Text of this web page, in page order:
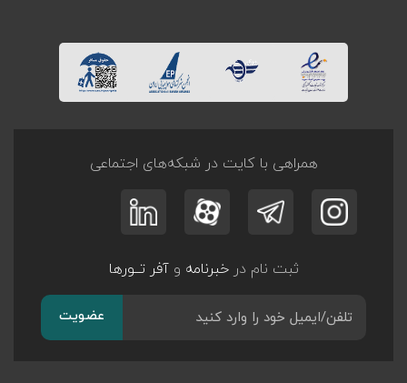
همراهی با کایت در شبکه‌های اجتماعی
ثبت نام درخبرنامه وآفر تــورها
عضویت